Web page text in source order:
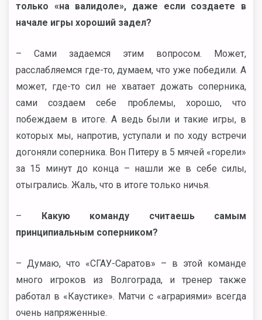
только «на валидоле», даже если создаете в
начале игры хороший задел?
– Сами задаемся этим вопросом. Может,
расслабляемся где-то, думаем, что уже победили. А
может, где-то сил не хватает дожать соперника,
сами создаем себе проблемы, хорошо, что
побеждаем в итоге. А ведь были и такие игры, в
которых мы, напротив, уступали и по ходу встречи
догоняли соперника. Вон Питеру в 5 мячей «горели»
за 15 минут до конца – нашли же в себе силы,
отыгрались. Жаль, что в итоге только ничья.
– Какую команду считаешь самым
принципиальным соперником?
– Думаю, что «СГАУ-Саратов» – в этой команде
много игроков из Волгограда, и тренер также
работал в «Каустике». Матчи с «аграриями» всегда
очень напряженные.